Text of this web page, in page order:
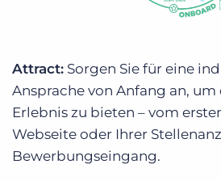
Attract: Sorgen Sie für eine
Ansprache von Anfang an,
Erlebnis zu bieten – vom
Webseite oder Ihrer
Bewerbungseingang.